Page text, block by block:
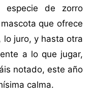
especie de zorro
que ofrece
lo juro, y hasta otra
a lo que jugar,
notado, este año
calma.